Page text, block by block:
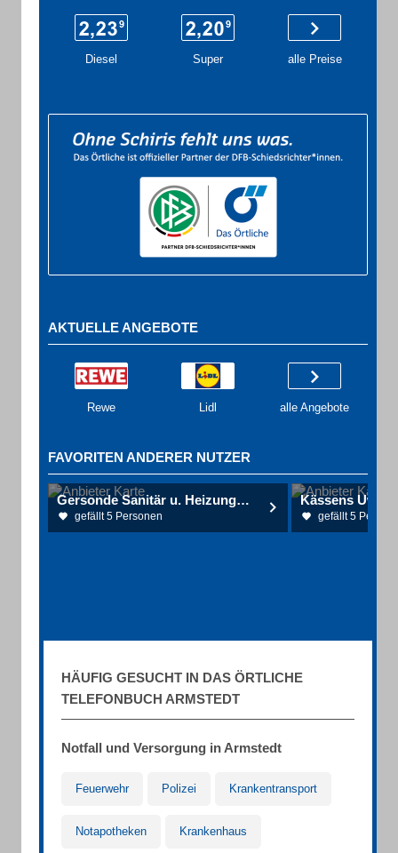
Diesel Super alle Preise
AKTUELLE ANGEBOTE
Rewe Lidl alle Angebote
FAVORITEN ANDERER NUTZER
Gersonde Sanitär u. Heizungstechnik GmbH
gefällt 5 Personen
Kässens Uwe
gefällt 5
HÄUFIG GESUCHT IN DAS ÖRTLICHE
TELEFONBUCH ARMSTEDT
Notfall und Versorgung in Armstedt
Feuerwehr Polizei Krankentransport
Notapotheken Krankenhaus